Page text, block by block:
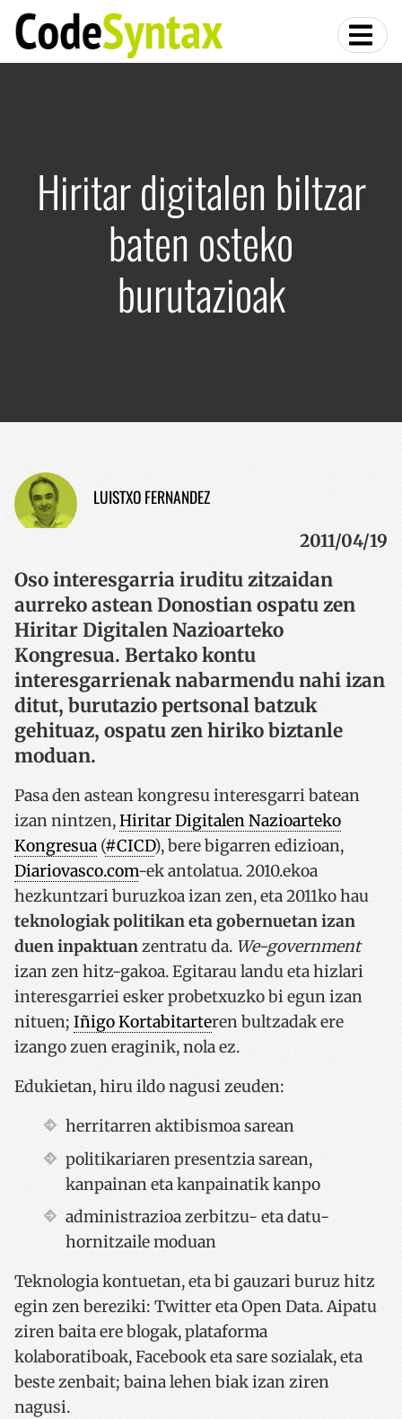
Hiritar digitalen biltzar
baten osteko
burutazioak
LUISTXO FERNANDEZ
2011/04/19
Oso interesgarria iruditu zitzaidan
aurreko astean Donostian ospatu zen
Hiritar Digitalen Nazioarteko
Kongresua. Bertako kontu
interesgarrienak nabarmendu nahi izan
ditut, burutazio pertsonal batzuk
gehituaz, ospatu zen hiriko biztanle
moduan.
Pasa den astean kongresu interesgarri batean
izan nintzen,Hiritar Digitalen Nazioarteko
Kongresua (#CICD), bere bigarren edizioan,
Diariovasco.com-ek antolatua. 2010.ekoa
hezkuntzari buruzkoa izan zen, eta 2011ko hau
teknologiak politikan eta gobernuetan izan
duen inpaktuanzentratu da. We-government
izan zen hitz-gakoa. Egitarau landu eta hizlari
interesgarriei esker probetxuzko bi egun izan
nituen; Iñigo Kortabitarteren bultzadak ere
izango zuen eraginik, nola ez.
Edukietan, hiru ildo nagusi zeuden:
herritarren aktibismoa sarean
politikariaren presentzia sarean,
kanpainan eta kanpainatik kanpo
administrazioa zerbitzu- eta datu-
hornitzaile moduan
Teknologia kontuetan, eta bi gauzari buruz hitz
egin zen bereziki: Twitter eta Open Data. Aipatu
ziren baita ere blogak, plataforma
kolaboratiboak, Facebook eta sare sozialak, eta
beste zenbait; baina lehen biak izan ziren
nagusi.